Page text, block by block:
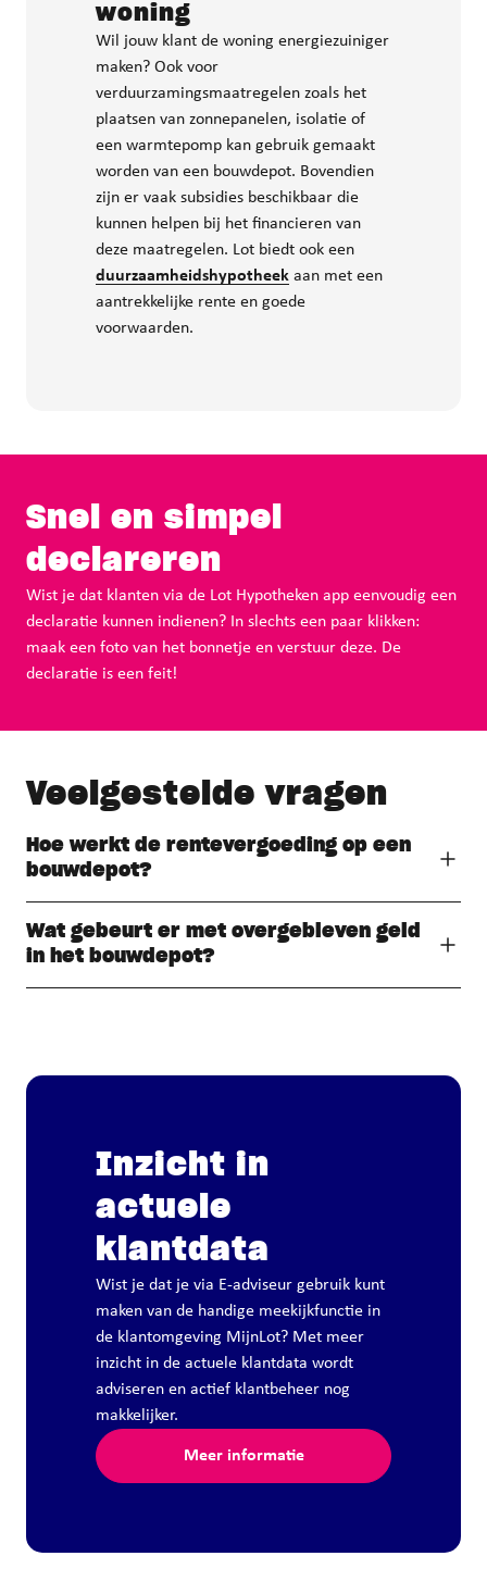
woning
Wil jouw klant de woning energiezuiniger
maken? Ook voor
verduurzamingsmaatregelen zoals het
plaatsen van zonnepanelen, isolatie of
een warmtepomp kan gebruik gemaakt
worden van een bouwdepot. Bovendien
zijn er vaak subsidies beschikbaar die
kunnen helpen bij het financieren van
deze maatregelen. Lot biedt ook een
duurzaamheidshypotheek aan met een
aantrekkelijke rente en goede
voorwaarden.
Snel en simpel
declareren
Wist je dat klanten via de Lot Hypotheken app eenvoudig een
declaratie kunnen indienen? In slechts een paar klikken:
maak een foto van het bonnetje en verstuur deze. De
declaratie is een feit!
Veelgestelde vragen
Hoe werkt de rentevergoeding op een
bouwdepot?
Wat gebeurt er met overgebleven geld
in het bouwdepot?
Inzicht in
actuele
klantdata
Wist je dat je via E-adviseur gebruik kunt
maken van de handige meekijkfunctie in
de klantomgeving MijnLot? Met meer
inzicht in de actuele klantdata wordt
adviseren en actief klantbeheer nog
makkelijker.
Meer informatie